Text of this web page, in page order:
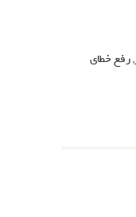
,رفع خطای